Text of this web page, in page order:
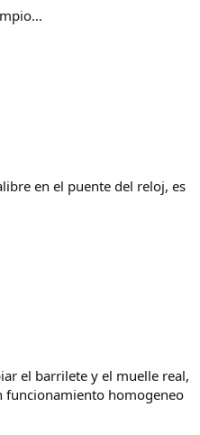
en el puente del reloj, es
el barrilete y el muelle real,
funcionamiento homogeneo